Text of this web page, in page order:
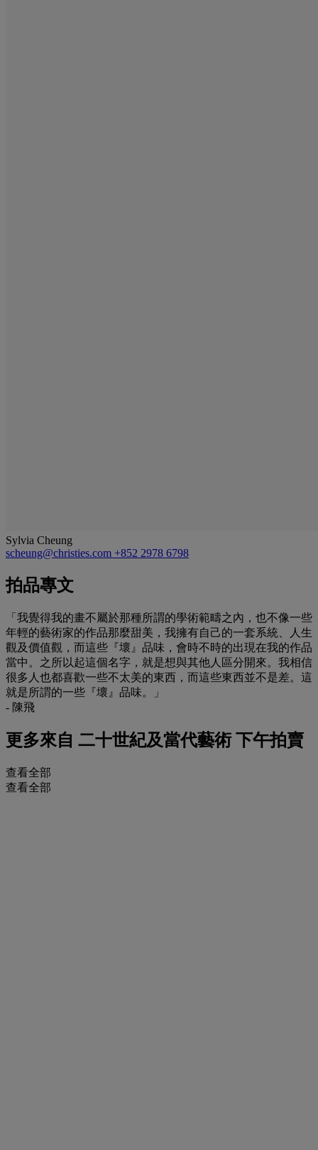
Sylvia Cheung
scheung@christies.com +852 2978 6798
拍品專文
「我覺得我的畫不屬於那種所謂的學術範疇之內，也不像一些
年輕的藝術家的作品那麼甜美，我擁有自己的一套系統、人生
觀及價值觀，而這些『壞』品味，會時不時的出現在我的作品
當中。之所以起這個名字，就是想與其他人區分開來。我相信
很多人也都喜歡一些不太美的東西，而這些東西並不是差。這
就是所謂的一些『壞』品味。」
- 陳飛
更多來自 二十世紀及當代藝術 下午拍賣
查看全部
查看全部